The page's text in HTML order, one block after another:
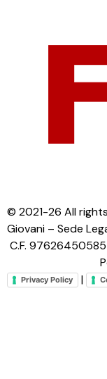
© 2021-26 All
Giovani – Sede
C.F. 97626450585
Privacy Policy |